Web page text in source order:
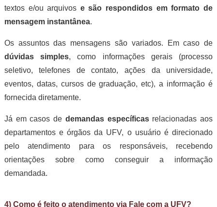
textos e/ou arquivos e são respondidos em formato de
mensagem instantânea.
Os assuntos das mensagens são variados. Em caso de
dúvidas simples, como informações gerais (processo
seletivo, telefones de contato, ações da universidade,
eventos, datas, cursos de graduação, etc), a informação é
fornecida diretamente.
Já em casos de demandas específicasrelacionadas aos
departamentos e órgãos da UFV, o usuário é direcionado
pelo atendimento para os responsáveis, recebendo
orientações sobre como conseguir a informação
demandada.
4) Como é feito o atendimento via Fale com a UFV?